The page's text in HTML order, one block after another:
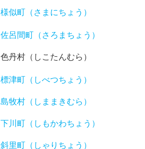
様似町（さまにちょう）
佐呂間町（さろまちょう）
色丹村（しこたんむら）
標津町（しべつちょう）
島牧村（しままきむら）
下川町（しもかわちょう）
斜里町（しゃりちょう）